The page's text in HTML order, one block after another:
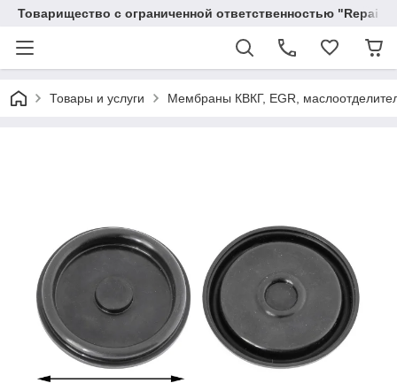
Товарищество с ограниченной ответственностью
Товары и услуги Мембраны КВКГ, EGR,